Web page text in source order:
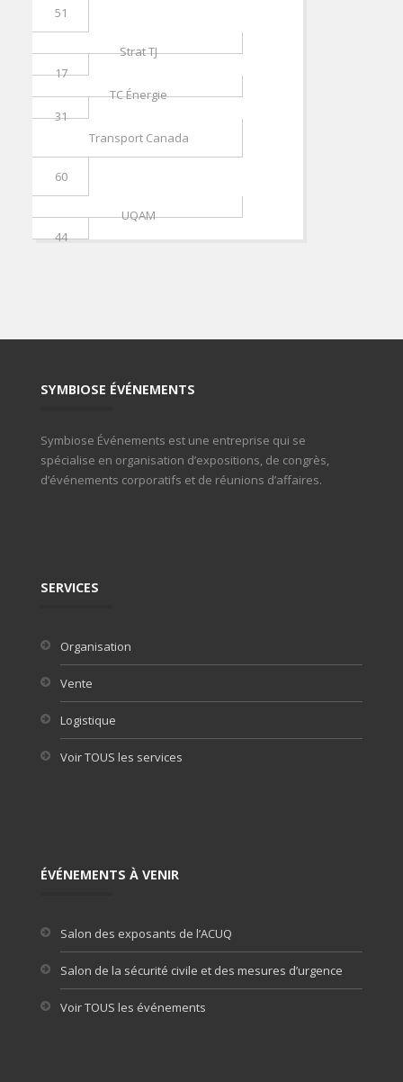
51
Strat TJ
17
TC Énergie
31
Transport Canada
60
UQAM
44
SYMBIOSE ÉVÉNEMENTS
Symbiose Événements est une entreprise qui se
spécialise en organisation d’expositions, de congrès,
d’événements corporatifs et de réunions d’affaires.
SERVICES
Organisation
Vente
Logistique
Voir TOUS les services
ÉVÉNEMENTS À VENIR
Salon des exposants de l’ACUQ
Salon de la sécurité civile et des mesures d’urgence
Voir TOUS les événements